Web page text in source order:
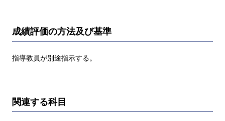
成績評価の方法及び基準
指導教員が別途指示する。
関連する科目